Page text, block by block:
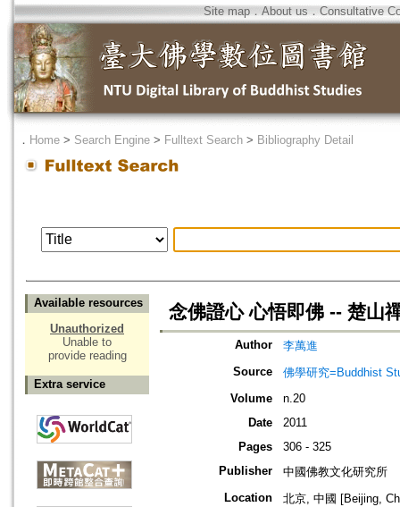
Site map．About us ． Consultative
． Home > Search Engine > Fulltext Search > Bibliography Detail
Available resources
Unauthorized
Unable to
provide reading
Extra service
念佛證心 心悟即佛 -- 楚山
Author
李萬進
Source
佛學研究=Buddhist
Volume
n.20
Date
2011
Pages
306 - 325
Publisher
中國佛教文化研究所
Location
北京, 中國 [Beijing,